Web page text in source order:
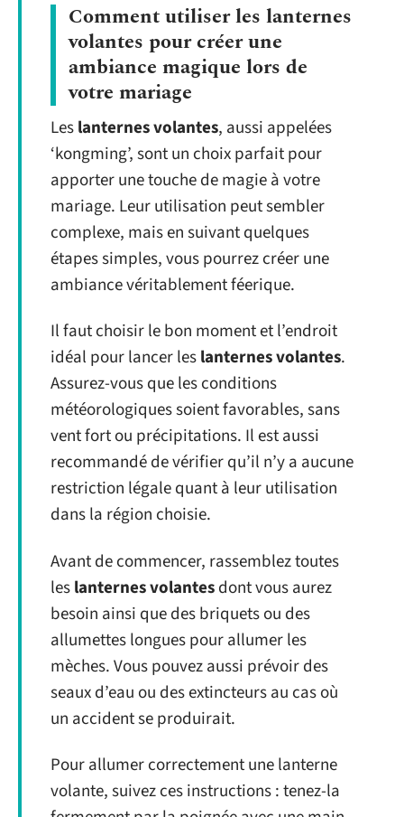
Comment utiliser les lanternes
volantes pour créer une
ambiance magique lors de
votre mariage
Leslanternes volantes, aussi appelées
‘kongming’, sont un choix parfait pour
apporter une touche de magie à votre
mariage. Leur utilisation peut sembler
complexe, mais en suivant quelques
étapes simples, vous pourrez créer une
ambiance véritablement féerique.
Il faut choisir le bon moment et l’endroit
idéal pour lancer leslanternes volantes.
Assurez-vous que les conditions
météorologiques soient favorables, sans
vent fort ou précipitations. Il est aussi
recommandé de vérifier qu’il n’y a aucune
restriction légale quant à leur utilisation
dans la région choisie.
Avant de commencer, rassemblez toutes
leslanternes volantesdont vous aurez
besoin ainsi que des briquets ou des
allumettes longues pour allumer les
mèches. Vous pouvez aussi prévoir des
seaux d’eau ou des extincteurs au cas où
un accident se produirait.
Pour allumer correctement une lanterne
volante, suivez ces instructions : tenez-la